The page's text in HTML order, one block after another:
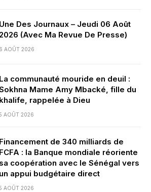
Une Des Journaux – Jeudi 06 Août
2026 (Avec Ma Revue De Presse)
6 AOÛT 2026
La communauté mouride en deuil :
Mame Amy Mbacké, fille du
khalife, rappelée à Dieu
AOÛT 2026
Financement de 340 milliards de
FCFA : la Banque mondiale réoriente
sa coopération avec le Sénégal vers
un appui budgétaire direct
AOÛT 2026